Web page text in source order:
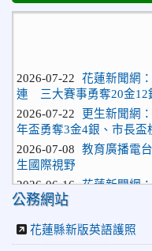
連 三大賽事勇奪20金
2026-07-22
更生新聞網
年盃勇奪3金4銀、市長盃
2026-07-08
教育廣播電
生國際視野
2026-06-16
「游藝飛揚」晚會登場】
章．經典再現」
2026-06-16 更生新聞網
才藝晚會登場
公務網站
花蓮縣新版英語護照